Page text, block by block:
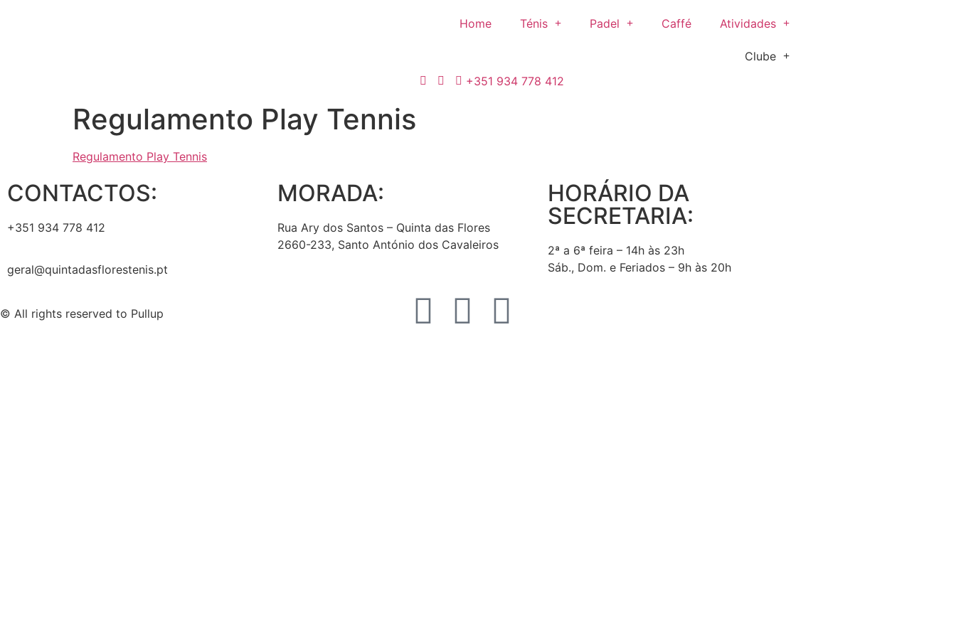
Home Ténis Padel Caffé Atividades
Clube
+351 934 778 412
Regulamento Play Tennis
Regulamento Play Tennis
CONTACTOS:
+351 934 778 412
geral@quintadasflorestenis.pt
MORADA:
Rua Ary dos Santos – Quinta das Flores
2660-233, Santo António dos Cavaleiros
HORÁRIO DA
SECRETARIA:
2ª a 6ª feira – 14h às 23h
Sáb., Dom. e Feriados – 9h às 20h
© All rights reserved to Pullup